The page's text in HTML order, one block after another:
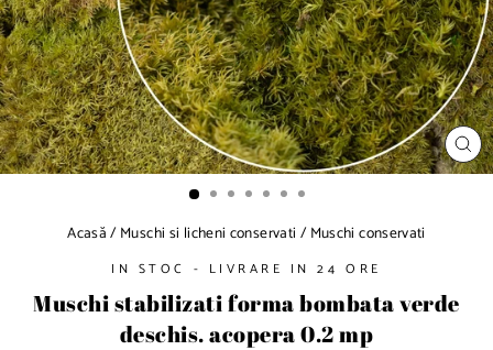
a
d
e
d
i
a
p
o
t
v
e
I
N
Acasă/Muschi si licheni conservati / Muschi conservati
IN STOC - LIVRARE IN 24 ORE
Muschi stabilizati forma bombata verde
deschis. acopera 0.2 mp